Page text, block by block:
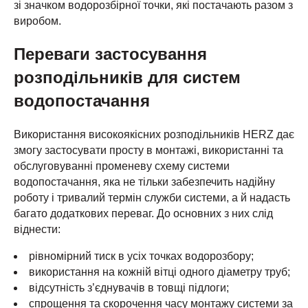
зі значком водорозбірної точки, які постачають разом з
виробом.
Переваги застосування
розподільників для систем
водопостачання
Використання високоякісних розподільників HERZ дає
змогу застосувати просту в монтажі, використанні та
обслуговуванні променеву схему системи
водопостачання, яка не тільки забезпечить надійну
роботу і тривалий термін служби системи, а й надасть
багато додаткових переваг. До основних з них слід
віднести:
рівномірний тиск в усіх точках водорозбору;
використання на кожній вітці одного діаметру труб;
відсутність з’єднувачів в товщі підлоги;
спрощення та скорочення часу монтажу системи за